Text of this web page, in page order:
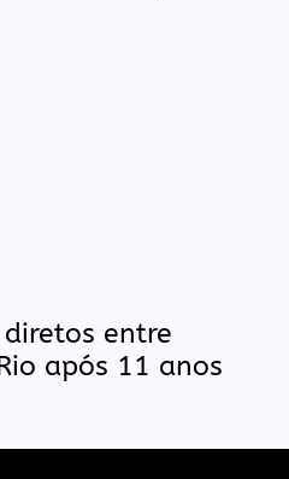
entre
após 11 anos